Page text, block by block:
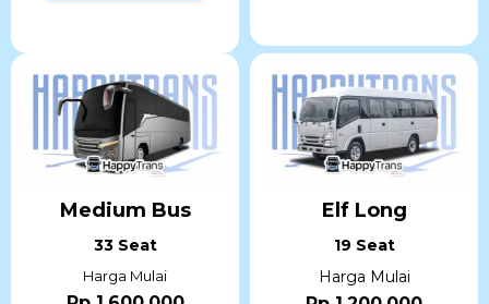
Medium Bus
33 Seat
Harga Mulai
Elf Long
19 Seat
Harga Mulai